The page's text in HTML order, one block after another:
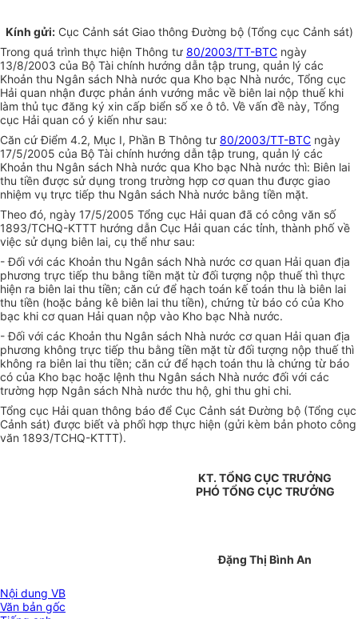
Kính gửi:Cục Cảnh sát Giao thông Đường bộ (Tổng cục Cảnh sát)
Trong quá trình thực hiện Thông tư 80/2003/TT-BTC ngày
13/8/2003 của Bộ Tài chính hướng dẫn tập trung, quản lý các
Khoản thu Ngân sách Nhà nước qua Kho bạc Nhà nước, Tổng cục
Hải quan nhận được phản ánh vướng mắc về biên lai nộp thuế khi
làm thủ tục đăng ký xin cấp biển số xe ô tô. Về vấn đề này, Tổng
cục Hải quan có ý kiến như sau:
Căn cứ Điểm 4.2, Mục I, Phần B Thông tư 80/2003/TT-BTC ngày
17/5/2005 của Bộ Tài chính hướng dẫn tập trung, quản lý các
Khoản thu Ngân sách Nhà nước qua Kho bạc Nhà nước thì: Biên lai
thu tiền được sử dụng trong trường hợp cơ quan thu được giao
nhiệm vụ trực tiếp thu Ngân sách Nhà nước bằng tiền mặt.
Theo đó, ngày 17/5/2005 Tổng cục Hải quan đã có công văn số
1893/TCHQ-KTTT hướng dẫn Cục Hải quan các tỉnh, thành phố về
việc sử dụng biên lai, cụ thể như sau:
- Đối với các Khoản thu Ngân sách Nhà nước cơ quan Hải quan địa
phương trực tiếp thu bằng tiền mặt từ đối tượng nộp thuế thì thực
hiện ra biên lai thu tiền; căn cứ để hạch toán kế toán thu là biên lai
thu tiền (hoặc bảng kê biên lai thu tiền), chứng từ báo có của Kho
bạc khi cơ quan Hải quan nộp vào Kho bạc Nhà nước.
- Đối với các Khoản thu Ngân sách Nhà nước cơ quan Hải quan địa
phương không trực tiếp thu bằng tiền mặt từ đối tượng nộp thuế thì
không ra biên lai thu tiền; căn cứ để hạch toán thu là chứng từ báo
có của Kho bạc hoặc lệnh thu Ngân sách Nhà nước đối với các
trường hợp Ngân sách Nhà nước thu hộ, ghi thu ghi chi.
Tổng cục Hải quan thông báo để Cục Cảnh sát Đường bộ (Tổng cục
Cảnh sát) được biết và phối hợp thực hiện (gửi kèm bản photo công
văn 1893/TCHQ-KTTT).
KT. TỔNG CỤC TRƯỞNG
PHÓ TỔNG CỤC TRƯỞNG
Đặng Thị Bình An
Nội dung VB
Văn bản gốc